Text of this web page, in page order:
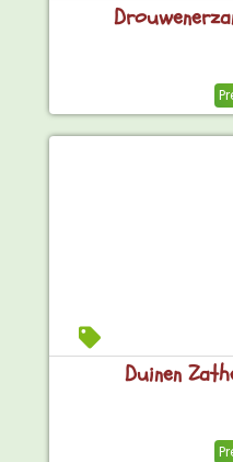
Duinen